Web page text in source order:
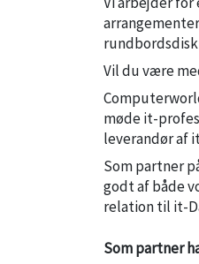
Vil du være
møde it-
leverandør af
Som partner
godt af både
relation til it-
Som partner